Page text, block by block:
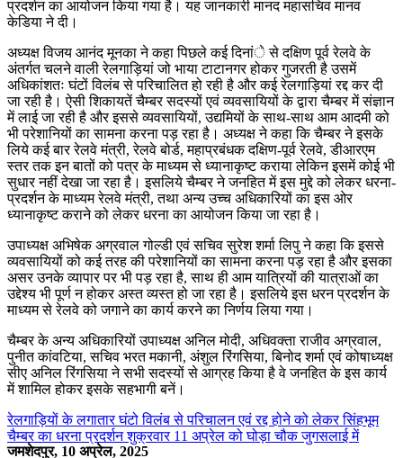
प्रदर्शन का आयोजन किया गया है। यह जानकारी मानद महासचिव मानव
केडिया ने दी।
अध्यक्ष विजय आनंद मूनका ने कहा पिछले कई दिनांे से दक्षिण पूर्व रेलवे के
अंतर्गत चलने वाली रेलगाड़ियां जो भाया टाटानगर होकर गुजरती है उसमें
अधिकांशतः घंटों विलंब से परिचालित हो रही है और कई रेलगाड़ियां रद्द कर दी
जा रही है। ऐसी शिकायतें चैम्बर सदस्यों एवं व्यवसायियों के द्वारा चैम्बर में संज्ञान
में लाई जा रही है और इससे व्यवसायियों, उद्यमियों के साथ-साथ आम आदमी को
भी परेशानियों का सामना करना पड़ रहा है। अध्यक्ष ने कहा कि चैम्बर ने इसके
लिये कई बार रेलवे मंत्री, रेलवे बोर्ड, महाप्रबंधक दक्षिण-पूर्व रेलवे, डीआरएम
स्तर तक इन बातों को पत्र के माध्यम से ध्यानाकृष्ट कराया लेकिन इसमें कोई भी
सुधार नहीं देखा जा रहा है। इसलिये चैम्बर ने जनहित में इस मुद्दे को लेकर धरना-
प्रदर्शन के माध्यम रेलवे मंत्री, तथा अन्य उच्च अधिकारियों का इस ओर
ध्यानाकृष्ट कराने को लेकर धरना का आयोजन किया जा रहा है।
उपाध्यक्ष अभिषेक अग्रवाल गोल्डी एवं सचिव सुरेश शर्मा लिपु ने कहा कि इससे
व्यवसायियों को कई तरह की परेशानियों का सामना करना पड़ रहा है और इसका
असर उनके व्यापार पर भी पड़ रहा है, साथ ही आम यात्रियों की यात्राओं का
उद्देश्य भी पूर्ण न होकर अस्त व्यस्त हो जा रहा है। इसलिये इस धरन प्रदर्शन के
माध्यम से रेलवे को जगाने का कार्य करने का निर्णय लिया गया।
चैम्बर के अन्य अधिकारियों उपाध्यक्ष अनिल मोदी, अधिवक्ता राजीव अग्रवाल,
पुनीत कांवटिया, सचिव भरत मकानी, अंशुल रिंगसिया, बिनोद शर्मा एवं कोषाध्यक्ष
सीए अनिल रिंगसिया ने सभी सदस्यों से आग्रह किया है वे जनहित के इस कार्य
में शामिल होकर इसके सहभागी बनें।
रेलगाड़ियों के लगातार घंटो विलंब से परिचालन एवं रद्द होने को लेकर सिंहभूम
चैम्बर का धरना प्रदर्शन शुक्रवार 11 अप्रेल को घोड़ा चौक जुगसलाई में
जमशेदपुर, 10 अप्रेल, 2025